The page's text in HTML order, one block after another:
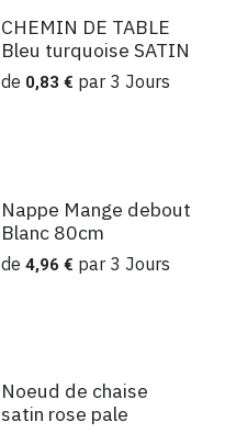
Location
CHEMIN DE TABLE
Bleu turquoise SATIN
de 0,83 € par 3 Jours
Location
Nappe Mange debout
Blanc 80cm
de 4,96 € par 3 Jours
Location
Noeud de chaise
satin rose pale